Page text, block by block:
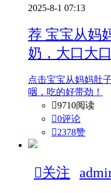
2025-8-1 07:13
荐 宝宝从妈
奶，大口大
点击宝宝从妈妈肚
咽，吃的好带劲！
9710阅读
0评论
2378赞
关注